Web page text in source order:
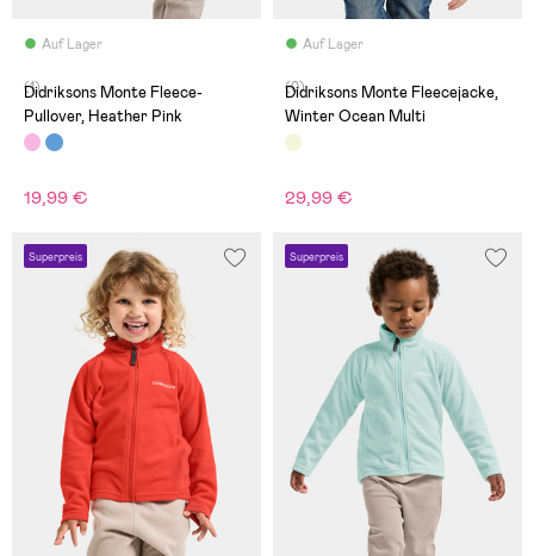
Auf Lager
(1)
Didriksons Monte Fleece-
Pullover, Heather Pink
19,99 €
Auf Lager
(0)
Didriksons Monte Fleecejacke,
Winter Ocean Multi
29,99 €
Superpreis Superpreis